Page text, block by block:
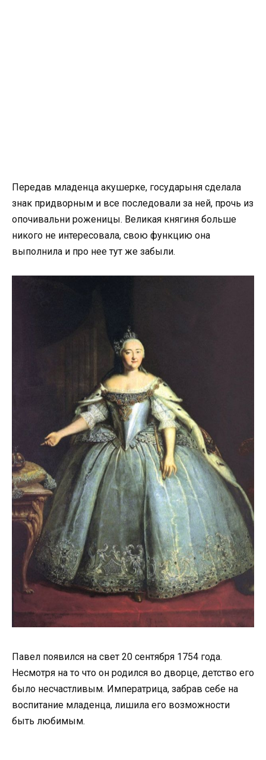
Передав младенца акушерке, государыня сделала
знак придворным и все последовали за ней, прочь из
опочивальни роженицы. Великая княгиня больше
никого не интересовала, свою функцию она
выполнила и про нее тут же забыли.
Павел появился на свет 20 сентября 1754 года.
Несмотря на то что он родился во дворце, детство его
было несчастливым. Императрица, забрав себе на
воспитание младенца, лишила его возможности
быть любимым.